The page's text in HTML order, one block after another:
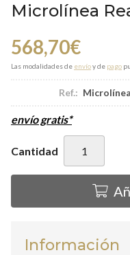
Microlínea
568,70€
Las modalidades de envíoy de pago
Ref.:
envío gratis*
Cantidad
Información